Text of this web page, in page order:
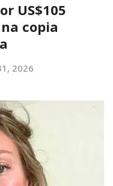
US$105
copia
2026